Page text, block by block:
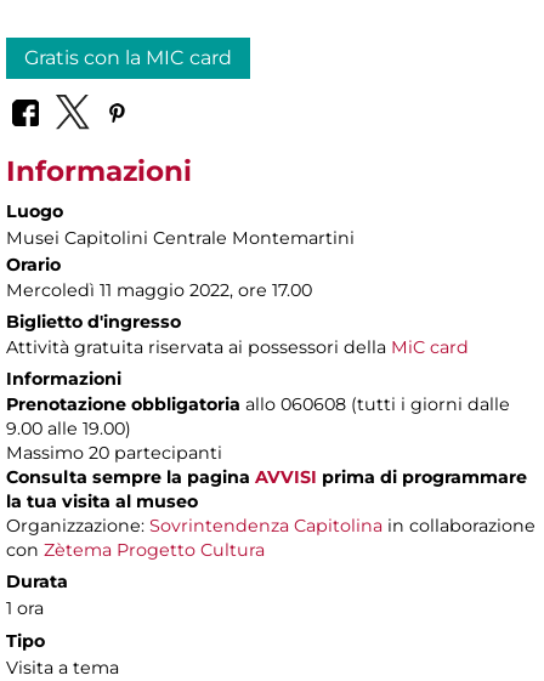
Gratis con la MIC card
Informazioni
Luogo
Musei Capitolini Centrale Montemartini
Orario
Mercoledì 11 maggio 2022, ore 17.00
Biglietto d'ingresso
Attività gratuita riservata ai possessori della MiC card
Informazioni
Prenotazione obbligatoria allo 060608 (tutti i giorni dalle
9.00 alle 19.00)
Massimo 20 partecipanti
Consulta sempre la pagina AVVISI prima di programmare
la tua visita al museo
Organizzazione: Sovrintendenza Capitolina in collaborazione
con Zètema Progetto Cultura
Durata
1 ora
Tipo
Visita a tema